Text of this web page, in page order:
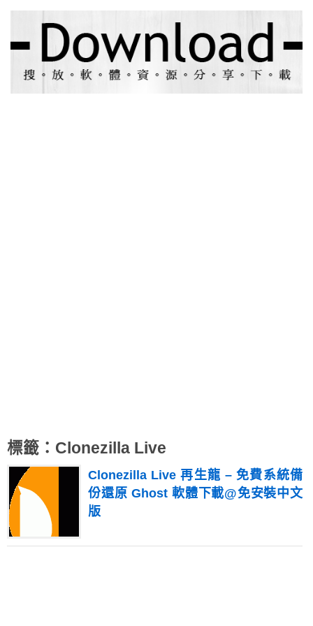
標籤：Clonezilla Live
Clonezilla Live 再生龍 – 免費系統備
份還原 Ghost 軟體下載@免安裝中文
版